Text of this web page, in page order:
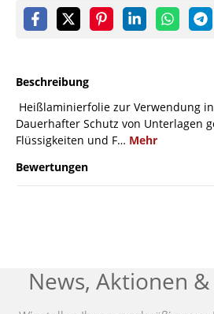
Beschreibung
Heißlaminierfolie zur Verwendung
Dauerhafter Schutz von Unterlagen
Flüssigkeiten und F… Mehr
Bewertungen
News, Aktionen